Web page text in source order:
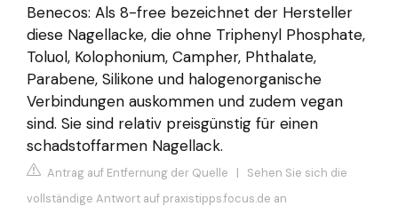
Benecos: Als 8-free bezeichnet der Hersteller
diese Nagellacke, die ohne Triphenyl Phosphate,
Toluol, Kolophonium, Campher, Phthalate,
Parabene, Silikone und halogenorganische
Verbindungen auskommen und zudem vegan
sind. Sie sind relativ preisgünstig für einen
schadstoffarmen Nagellack.
Antrag auf Entfernung der Quelle | Sehen Sie sich die
vollständige Antwort auf praxistipps.focus.de an